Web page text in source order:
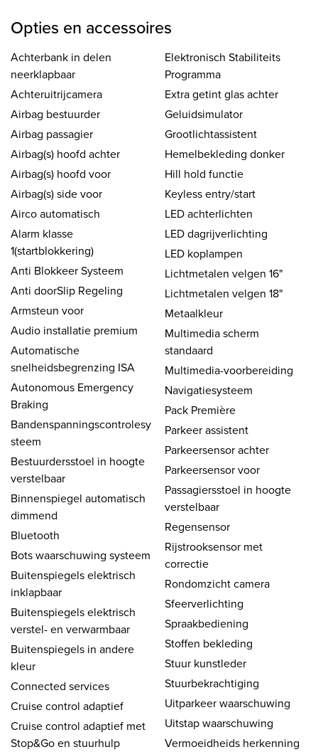
Opties en accessoires
Achterbank in delen
neerklapbaar
Achteruitrijcamera
Airbag bestuurder
Airbag passagier
Airbag(s) hoofd achter
Airbag(s) hoofd voor
Airbag(s) side voor
Airco automatisch
Alarm klasse
1(startblokkering)
Anti Blokkeer Systeem
Anti doorSlip Regeling
Armsteun voor
Audio installatie premium
Automatische
snelheidsbegrenzing ISA
Autonomous Emergency
Braking
Bandenspanningscontrolesy
steem
Bestuurdersstoel in hoogte
verstelbaar
Binnenspiegel automatisch
dimmend
Bluetooth
Bots waarschuwing systeem
Buitenspiegels elektrisch
inklapbaar
Buitenspiegels elektrisch
verstel- en verwarmbaar
Buitenspiegels in andere
kleur
Connected services
Cruise control adaptief
Cruise control adaptief met
Stop&Go en stuurhulp
Elektronisch Stabiliteits
Programma
Extra getint glas achter
Geluidsimulator
Grootlichtassistent
Hemelbekleding donker
Hill hold functie
Keyless entry/start
LED achterlichten
LED dagrijverlichting
LED koplampen
Lichtmetalen velgen 16"
Lichtmetalen velgen 18"
Metaalkleur
Multimedia scherm
standaard
Multimedia-voorbereiding
Navigatiesysteem
Pack Première
Parkeer assistent
Parkeersensor achter
Parkeersensor voor
Passagiersstoel in hoogte
verstelbaar
Regensensor
Rijstrooksensor met
correctie
Rondomzicht camera
Sfeerverlichting
Spraakbediening
Stoffen bekleding
Stuur kunstleder
Stuurbekrachtiging
Uitparkeer waarschuwing
Uitstap waarschuwing
Vermoeidheids herkenning